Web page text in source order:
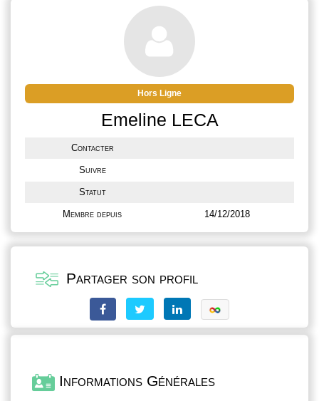
Google Play Store !
Hors Ligne
Emeline LECA
Contacter
Suivre
Statut
Membre depuis 14/12/2018
Partager son profil
Informations Générales